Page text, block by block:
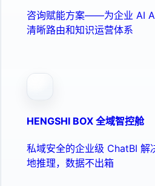
咨询赋能方案——为企业 AI
清晰路由和知识运营体系
HENGSHI BOX 全域智控舱
私域安全的企业级 ChatBI
地推理，数据不出箱